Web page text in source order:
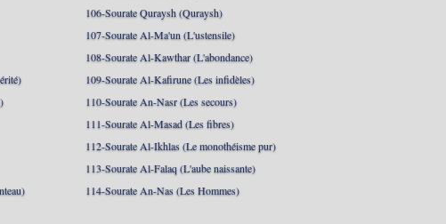
106-Sourate Quraysh (Quraysh)
107-Sourate Al-Ma'un (L'ustensile)
108-Sourate Al-Kawthar (L'abondance)
109-Sourate Al-Kafirune (Les infidèles)
110-Sourate An-Nasr (Les secours)
111-Sourate Al-Masad (Les fibres)
112-Sourate Al-Ikhlas (Le monothéisme pur)
113-Sourate Al-Falaq (L'aube naissante)
114-Sourate An-Nas (Les Hommes)